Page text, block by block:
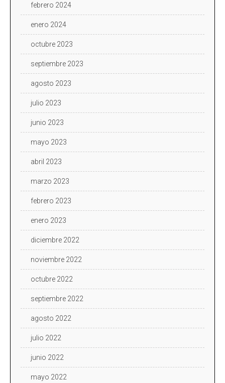
febrero 2024
enero 2024
octubre 2023
septiembre 2023
agosto 2023
julio 2023
junio 2023
mayo 2023
abril 2023
marzo 2023
febrero 2023
enero 2023
diciembre 2022
noviembre 2022
octubre 2022
septiembre 2022
agosto 2022
julio 2022
junio 2022
mayo 2022